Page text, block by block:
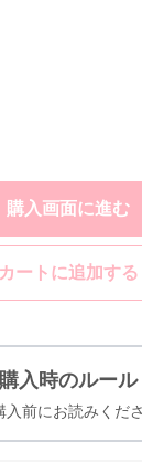
購入画面に進む
カートに追加する
購入時のルール
入前にお読みくださ